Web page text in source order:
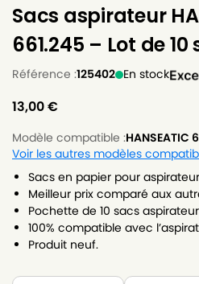
Sacs aspirateur
661.245 – Lot de
Référence :125402 En stock
13,00€
Modèle compatible :HANSEATIC
Voir les autres modèles
Sacs en papier pour aspirateur
Meilleur prix comparé aux
Pochette de 10 sacs
100% compatible avec
Produit neuf.